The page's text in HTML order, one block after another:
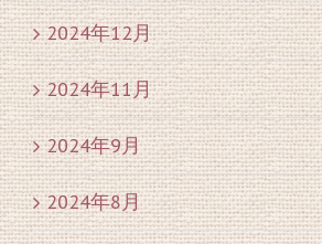
2024年12月
2024年11月
2024年9月
2024年8月